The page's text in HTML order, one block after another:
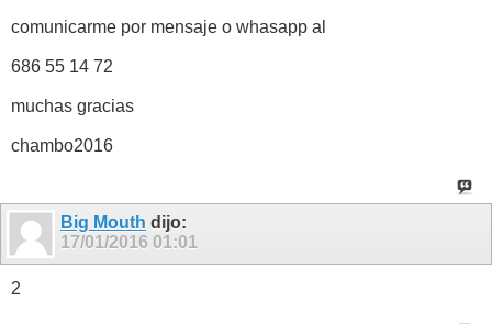
comunicarme por mensaje o whasapp al
686 55 14 72
muchas gracias
chambo2016
Big Mouth dijo:
17/01/2016 01:01
2